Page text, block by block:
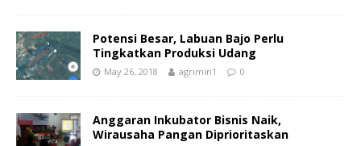
Potensi Besar, Labuan Bajo Perlu
Tingkatkan Produksi Udang
May 26, 2018 agrimin1 0
Anggaran Inkubator Bisnis Naik,
Wirausaha Pangan Diprioritaskan